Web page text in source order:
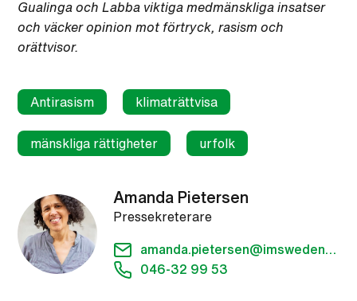
Gualinga och Labba viktiga medmänskliga insatser
och väcker opinion mot förtryck, rasism och
orättvisor.
Antirasism klimaträttvisa
mänskliga rättigheter urfolk
Amanda Pietersen
Pressekreterare
046-32 99 53